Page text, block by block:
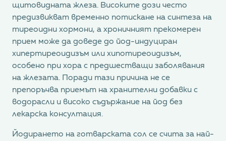
щитовидната жлеза. Високите дози често
предизвикват временно потискане на синтеза на
тиреоидни хормони, а хроничният прекомерен
прием може да доведе до йод-индуциран
хипертиреоидизъм или хипотиреоидизъм,
особено при хора с предшестващи заболявания
на жлезата. Поради тази причина не се
препоръчва приемът на хранителни добавки с
водорасли и високо съдържание на йод без
лекарска консултация.
Йодирането на готварската сол се счита за най-